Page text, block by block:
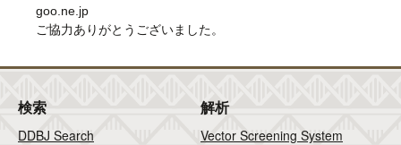
English
goo.ne.jp
ご協力ありがとうございました。
検索
DDBJ Search
解析
Vector Screening System